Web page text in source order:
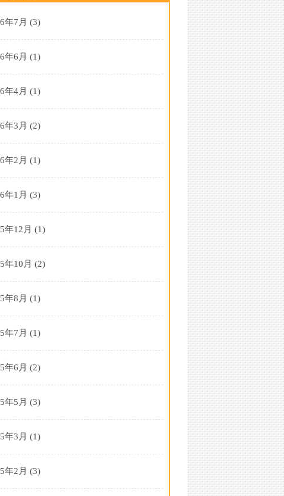
年7月 (3)
年6月 (1)
年4月 (1)
年3月 (2)
年2月 (1)
年1月 (3)
年12月 (1)
年10月 (2)
年8月 (1)
年7月 (1)
年6月 (2)
年5月 (3)
年3月 (1)
年2月 (3)